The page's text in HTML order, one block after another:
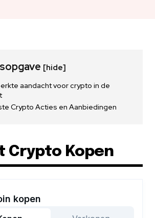
[hide]
aandacht voor crypto in de
Crypto Acties en Aanbiedingen
Crypto Kopen